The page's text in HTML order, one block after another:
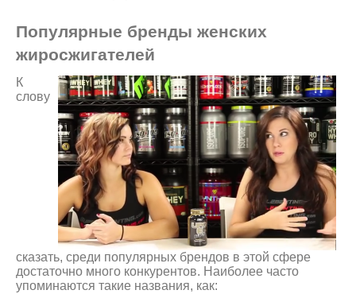
Популярные бренды женских
жиросжигателей
К
слову
сказать, среди популярных брендов в этой сфере
достаточно много конкурентов. Наиболее часто
упоминаются такие названия, как: